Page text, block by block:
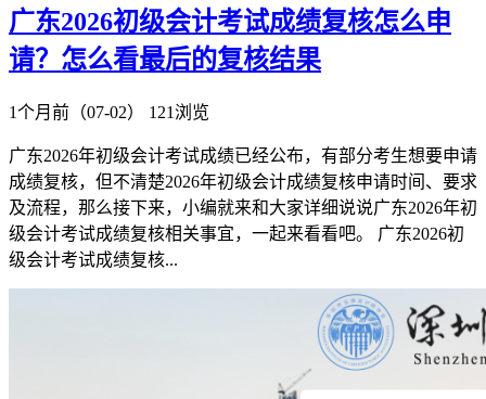
广东2026初级会计考试成绩复核怎么申
请？怎么看最后的复核结果
1个月前（07-02） 121浏览
广东2026年初级会计考试成绩已经公布，有部分考生想要申请
成绩复核，但不清楚2026年初级会计成绩复核申请时间、要求
及流程，那么接下来，小编就来和大家详细说说广东2026年初
级会计考试成绩复核相关事宜，一起来看看吧。 广东2026初
级会计考试成绩复核...